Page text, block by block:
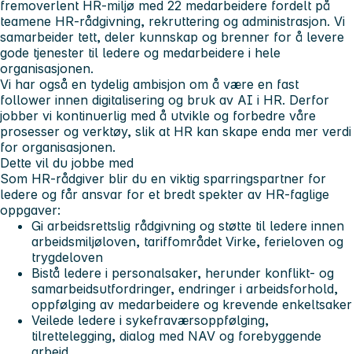
fremoverlent HR-miljø med 22 medarbeidere fordelt på
teamene HR-rådgivning, rekruttering og administrasjon. Vi
samarbeider tett, deler kunnskap og brenner for å levere
gode tjenester til ledere og medarbeidere i hele
organisasjonen.
Vi har også en tydelig ambisjon om å være en fast
follower innen digitalisering og bruk av AI i HR. Derfor
jobber vi kontinuerlig med å utvikle og forbedre våre
prosesser og verktøy, slik at HR kan skape enda mer verdi
for organisasjonen.
Dette vil du jobbe med
Som HR-rådgiver blir du en viktig sparringspartner for
ledere og får ansvar for et bredt spekter av HR-faglige
oppgaver:
Gi arbeidsrettslig rådgivning og støtte til ledere innen
arbeidsmiljøloven, tariffområdet Virke, ferieloven og
trygdeloven
Bistå ledere i personalsaker, herunder konflikt- og
samarbeidsutfordringer, endringer i arbeidsforhold,
oppfølging av medarbeidere og krevende enkeltsaker
Veilede ledere i sykefraværsoppfølging,
tilrettelegging, dialog med NAV og forebyggende